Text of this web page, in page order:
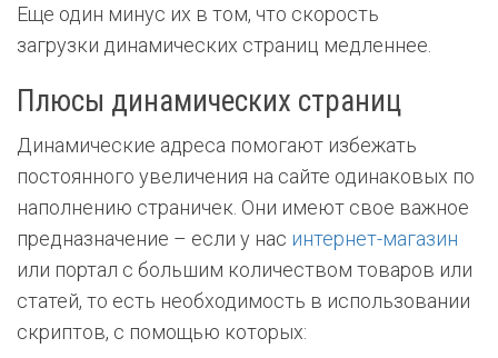
Еще один минус их в том, что скорость
загрузки динамических страниц медленнее.
Плюсы динамических страниц
Динамические адреса помогают избежать
постоянного увеличения на сайте одинаковых по
наполнению страничек. Они имеют свое важное
предназначение – если у нас интернет-магазин
или портал с большим количеством товаров или
статей, то есть необходимость в использовании
скриптов, с помощью которых: